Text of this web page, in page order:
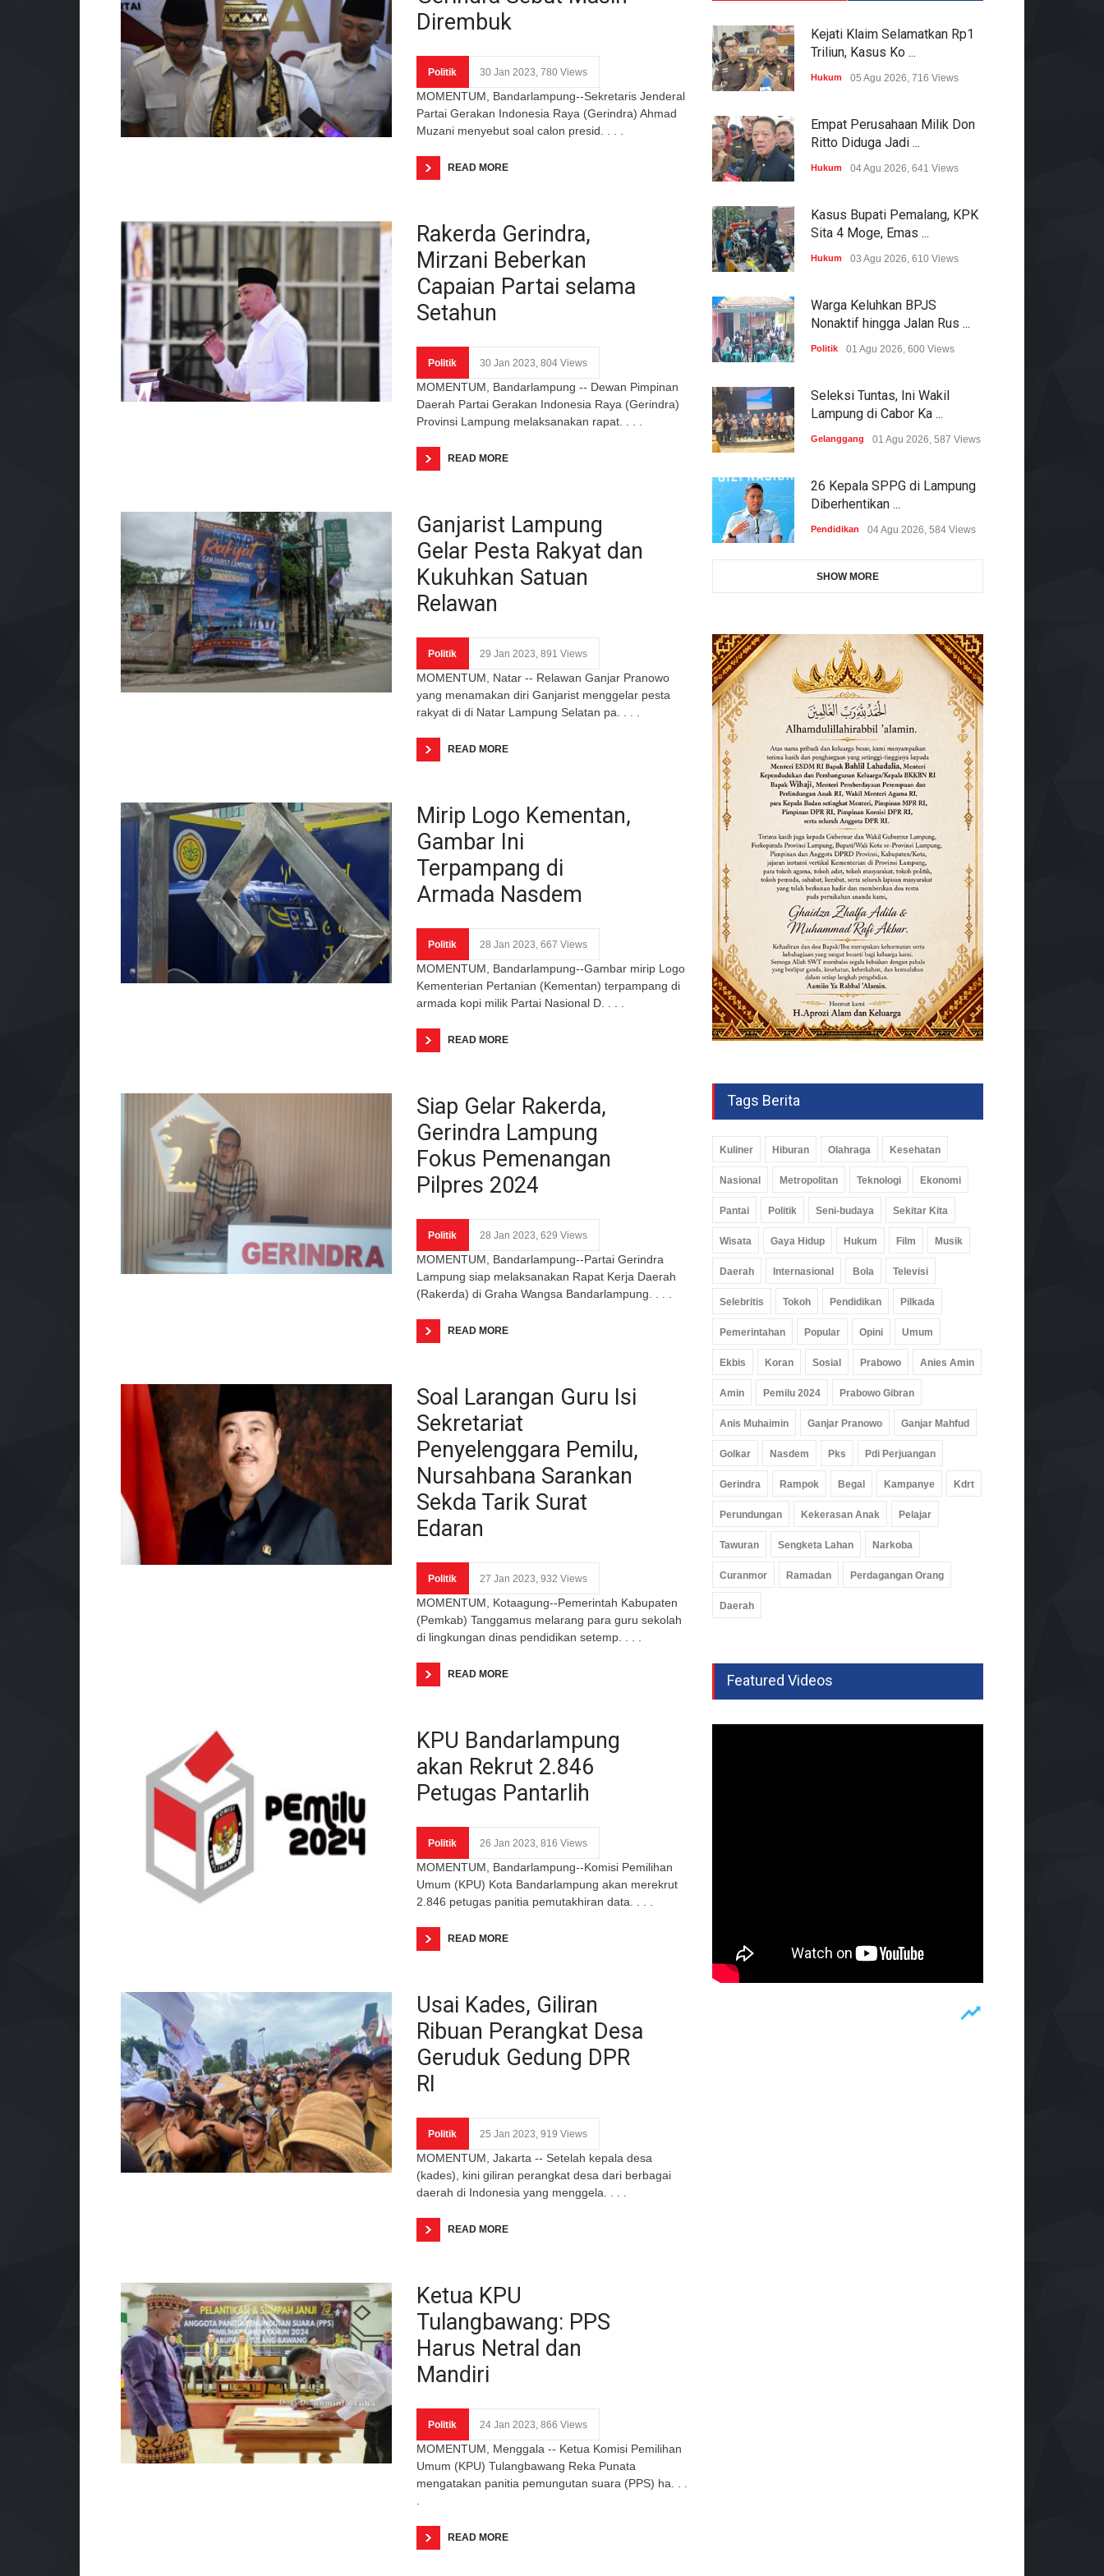
Dirembuk
Politik 30 Jan 2023, 780 Views
MOMENTUM, Bandarlampung--Sekretaris Jenderal
Partai Gerakan Indonesia Raya (Gerindra) Ahmad
Muzani menyebut soal calon presid. . . .
READ MORE
Rakerda Gerindra,
Mirzani Beberkan
Capaian Partai selama
Setahun
Politik 30 Jan 2023, 804 Views
MOMENTUM, Bandarlampung -- Dewan Pimpinan
Daerah Partai Gerakan Indonesia Raya (Gerindra)
Provinsi Lampung melaksanakan rapat. . . .
READ MORE
Ganjarist Lampung
Gelar Pesta Rakyat dan
Kukuhkan Satuan
Relawan
Politik 29 Jan 2023, 891 Views
MOMENTUM, Natar -- Relawan Ganjar Pranowo
yang menamakan diri Ganjarist menggelar pesta
rakyat di di Natar Lampung Selatan pa. . . .
READ MORE
Mirip Logo Kementan,
Gambar Ini
Terpampang di
Armada Nasdem
Politik 28 Jan 2023, 667 Views
MOMENTUM, Bandarlampung--Gambar mirip Logo
Kementerian Pertanian (Kementan) terpampang di
armada kopi milik Partai Nasional D. . . .
READ MORE
Siap Gelar Rakerda,
Gerindra Lampung
Fokus Pemenangan
Pilpres 2024
Politik 28 Jan 2023, 629 Views
MOMENTUM, Bandarlampung--Partai Gerindra
Lampung siap melaksanakan Rapat Kerja Daerah
(Rakerda) di Graha Wangsa Bandarlampung. . . .
READ MORE
Soal Larangan Guru Isi
Sekretariat
Penyelenggara Pemilu,
Nursahbana Sarankan
Sekda Tarik Surat
Edaran
Politik 27 Jan 2023, 932 Views
MOMENTUM, Kotaagung--Pemerintah Kabupaten
(Pemkab) Tanggamus melarang para guru sekolah
di lingkungan dinas pendidikan setemp. . . .
READ MORE
KPU Bandarlampung
akan Rekrut 2.846
Petugas Pantarlih
Politik 26 Jan 2023, 816 Views
MOMENTUM, Bandarlampung--Komisi Pemilihan
Umum (KPU) Kota Bandarlampung akan merekrut
2.846 petugas panitia pemutakhiran data. . . .
READ MORE
Usai Kades, Giliran
Ribuan Perangkat Desa
Geruduk Gedung DPR
RI
Politik 25 Jan 2023, 919 Views
MOMENTUM, Jakarta -- Setelah kepala desa
(kades), kini giliran perangkat desa dari berbagai
daerah di Indonesia yang menggela. . . .
READ MORE
Ketua KPU
Tulangbawang: PPS
Harus Netral dan
Mandiri
Politik 24 Jan 2023, 866 Views
MOMENTUM, Menggala -- Ketua Komisi Pemilihan
Umum (KPU) Tulangbawang Reka Punata
mengatakan panitia pemungutan suara (PPS) ha. . .
READ MORE
Kejati Klaim Selamatkan Rp1
Triliun, Kasus Ko ...
Hukum 05 Agu 2026, 716 Views
Empat Perusahaan Milik Don
Ritto Diduga Jadi ...
Hukum 04 Agu 2026, 641 Views
Kasus Bupati Pemalang, KPK
Sita 4 Moge, Emas ...
Hukum 03 Agu 2026, 610 Views
Warga Keluhkan BPJS
Nonaktif hingga Jalan Rus ...
Politik 01 Agu 2026, 600 Views
Seleksi Tuntas, Ini Wakil
Lampung di Cabor Ka ...
Gelanggang 01 Agu 2026, 587 Views
26 Kepala SPPG di Lampung
Diberhentikan ...
Pendidikan 04 Agu 2026, 584 Views
SHOW MORE
Tags Berita
Kuliner Hiburan Olahraga Kesehatan
Nasional Metropolitan Teknologi Ekonomi
Pantai Politik Seni-budaya Sekitar Kita
Wisata Gaya Hidup Hukum Film Musik
Daerah Internasional Bola Televisi
Selebritis Tokoh Pendidikan Pilkada
Pemerintahan Popular Opini Umum
Ekbis Koran Sosial Prabowo Anies Amin
Amin Pemilu 2024 Prabowo Gibran
Anis Muhaimin Ganjar Pranowo Ganjar Mahfud
Golkar Nasdem Pks Pdi Perjuangan
Gerindra Rampok Begal Kampanye Kdrt
Perundungan Kekerasan Anak Pelajar
Tawuran Sengketa Lahan Narkoba
Curanmor Ramadan Perdagangan Orang
Daerah
Featured Videos